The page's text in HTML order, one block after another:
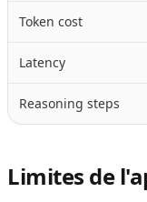
Token cost
Latency
Reasoning steps
Limites de